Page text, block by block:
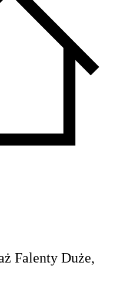
Falenty Duże,